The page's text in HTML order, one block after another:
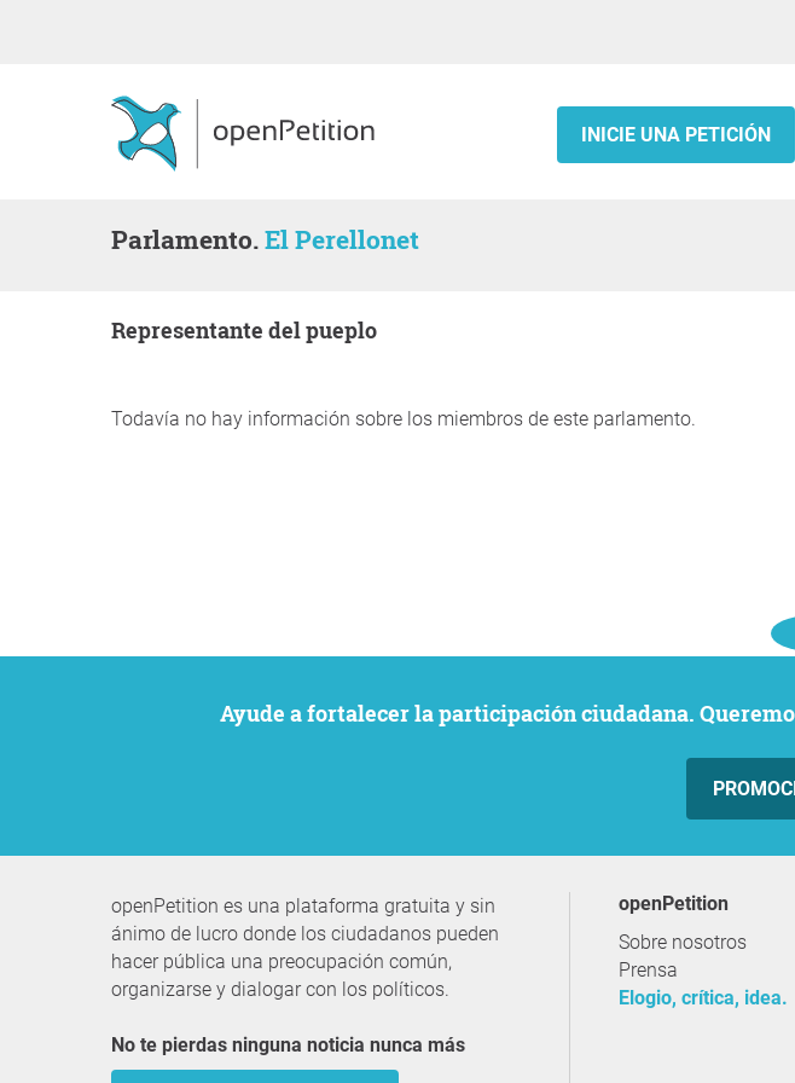
INICIE UNA PETICIÓN
Parlamento.El Perellonet
representante del pueplo
Todavía no hay información sobre los miembros de este parlamento.
Ayude a fortalecer la participación ciudadana.
openPetition es una plataforma gratuita y sin
ánimo de lucro donde los ciudadanos pueden
hacer pública una preocupación común,
organizarse y dialogar con los políticos.
No te pierdas ninguna noticia nunca más
openPetition
Sobre nosotros
Prensa
Elogio, crítica, idea.